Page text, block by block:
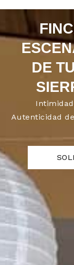
DE
Autenticidad